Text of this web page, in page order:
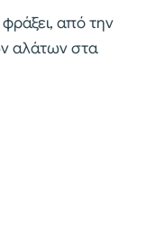
από την
αλάτων στα